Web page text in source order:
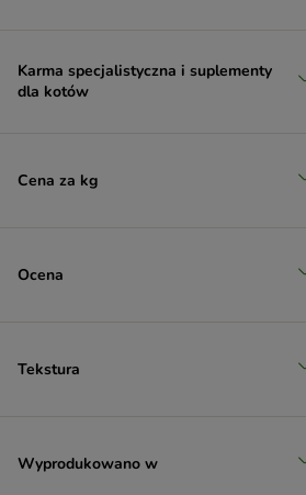
Karma specjalistyczna i suplementy
dla kotów
Cena za kg
Ocena
Tekstura
Wyprodukowano w